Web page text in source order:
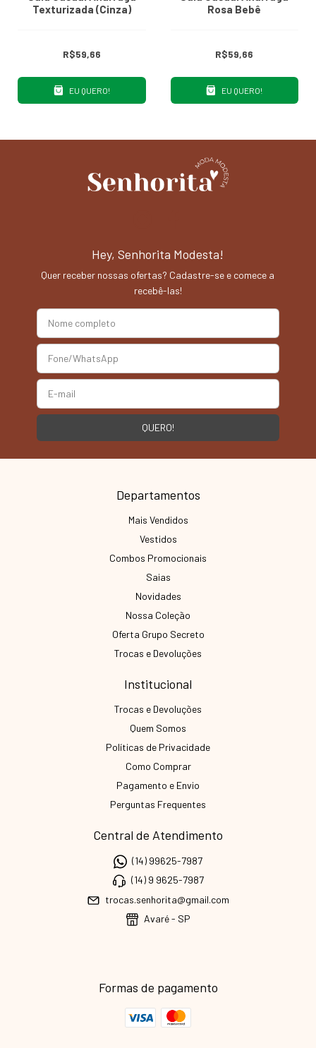
Texturizada (Cinza)
R$59,66
EU QUERO!
Rosa Bebê
R$59,66
EU QUERO!
Hey, Senhorita Modesta!
Quer receber nossas ofertas? Cadastre-se e comece a
recebê-las!
Departamentos
Mais Vendidos
Vestidos
Combos Promocionais
Saias
Novidades
Nossa Coleção
Oferta Grupo Secreto
Trocas e Devoluções
Institucional
Trocas e Devoluções
Quem Somos
Políticas de Privacidade
Como Comprar
Pagamento e Envio
Perguntas Frequentes
Central de Atendimento
(14) 99625-7987
(14) 9 9625-7987
trocas.senhorita@gmail.com
Avaré - SP
Formas de pagamento